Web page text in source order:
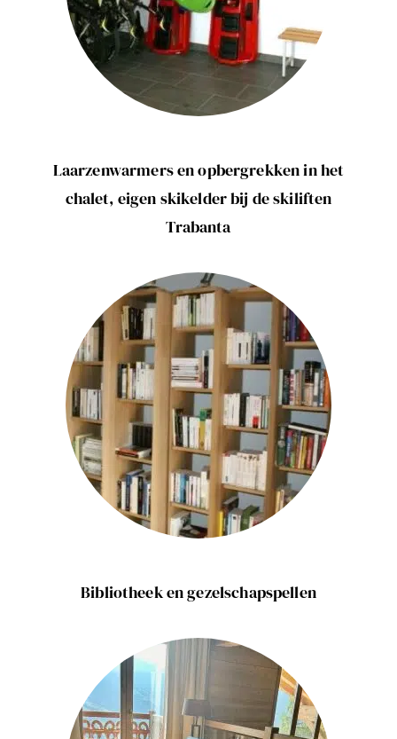
Laarzenwarmers en opbergrekken in het
chalet, eigen skikelder bij de skiliften
Trabanta
Bibliotheek en gezelschapspellen